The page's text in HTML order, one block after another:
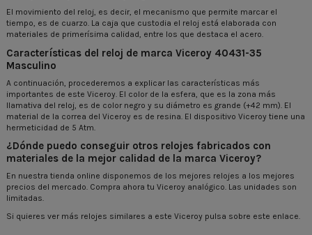
El movimiento del reloj, es decir, el mecanismo que permite marcar el
tiempo, es de cuarzo. La caja que custodia el reloj está elaborada con
materiales de primerísima calidad, entre los que destaca el acero.
Características del reloj de marca Viceroy 40431-35
Masculino
A continuación, procederemos a explicar las características más
importantes de este Viceroy. El color de la esfera, que es la zona más
llamativa del reloj, es de color negro y su diámetro es grande (+42 mm). El
material de la correa del Viceroy es de resina. El dispositivo Viceroy tiene una
hermeticidad de 5 Atm.
¿Dónde puedo conseguir otros relojes fabricados con
materiales de la mejor calidad de la marca Viceroy?
En nuestra tienda online disponemos de los mejores relojes a los mejores
precios del mercado. Compra ahora tu Viceroy analógico. Las unidades son
limitadas.
Si quieres ver más relojes similares a este Viceroy pulsa sobre este enlace.